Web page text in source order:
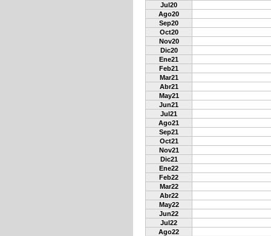
Jul20
Ago20
Sep20
Oct20
Nov20
Dic20
Ene21
Feb21
Mar21
Abr21
May21
Jun21
Jul21
Ago21
Sep21
Oct21
Nov21
Dic21
Ene22
Feb22
Mar22
Abr22
May22
Jun22
Jul22
Ago22